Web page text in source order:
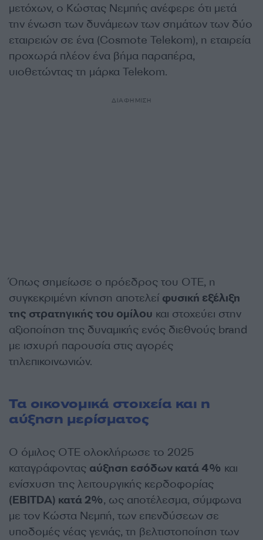
μετόχων, ο Κώστας Νεμπής ανέφερε ότι μετά
την ένωση των δυνάμεων των σημάτων των δύο
εταιρειών σε ένα (Cosmote Telekom), η εταιρεία
προχωρά πλέον ένα βήμα παραπέρα,
υιοθετώντας τη μάρκα Telekom.
ΔΙΑΦΗΜΙΣΗ
Όπως σημείωσε ο πρόεδρος του ΟΤΕ, η
συγκεκριμένη κίνηση αποτελεί φυσική εξέλιξη
της στρατηγικής του ομίλου και στοχεύει στην
αξιοποίηση της δυναμικής ενός διεθνούς brand
με ισχυρή παρουσία στις αγορές
τηλεπικοινωνιών.
Τα οικονομικά στοιχεία και η
αύξηση μερίσματος
Ο όμιλος ΟΤΕ ολοκλήρωσε το 2025
καταγράφοντας αύξηση εσόδων κατά 4% και
ενίσχυση της λειτουργικής κερδοφορίας
(EBITDA) κατά 2%, ως αποτέλεσμα, σύμφωνα
με τον Κώστα Νεμπή, των επενδύσεων σε
υποδομές νέας γενιάς, τη βελτιστοποίηση των